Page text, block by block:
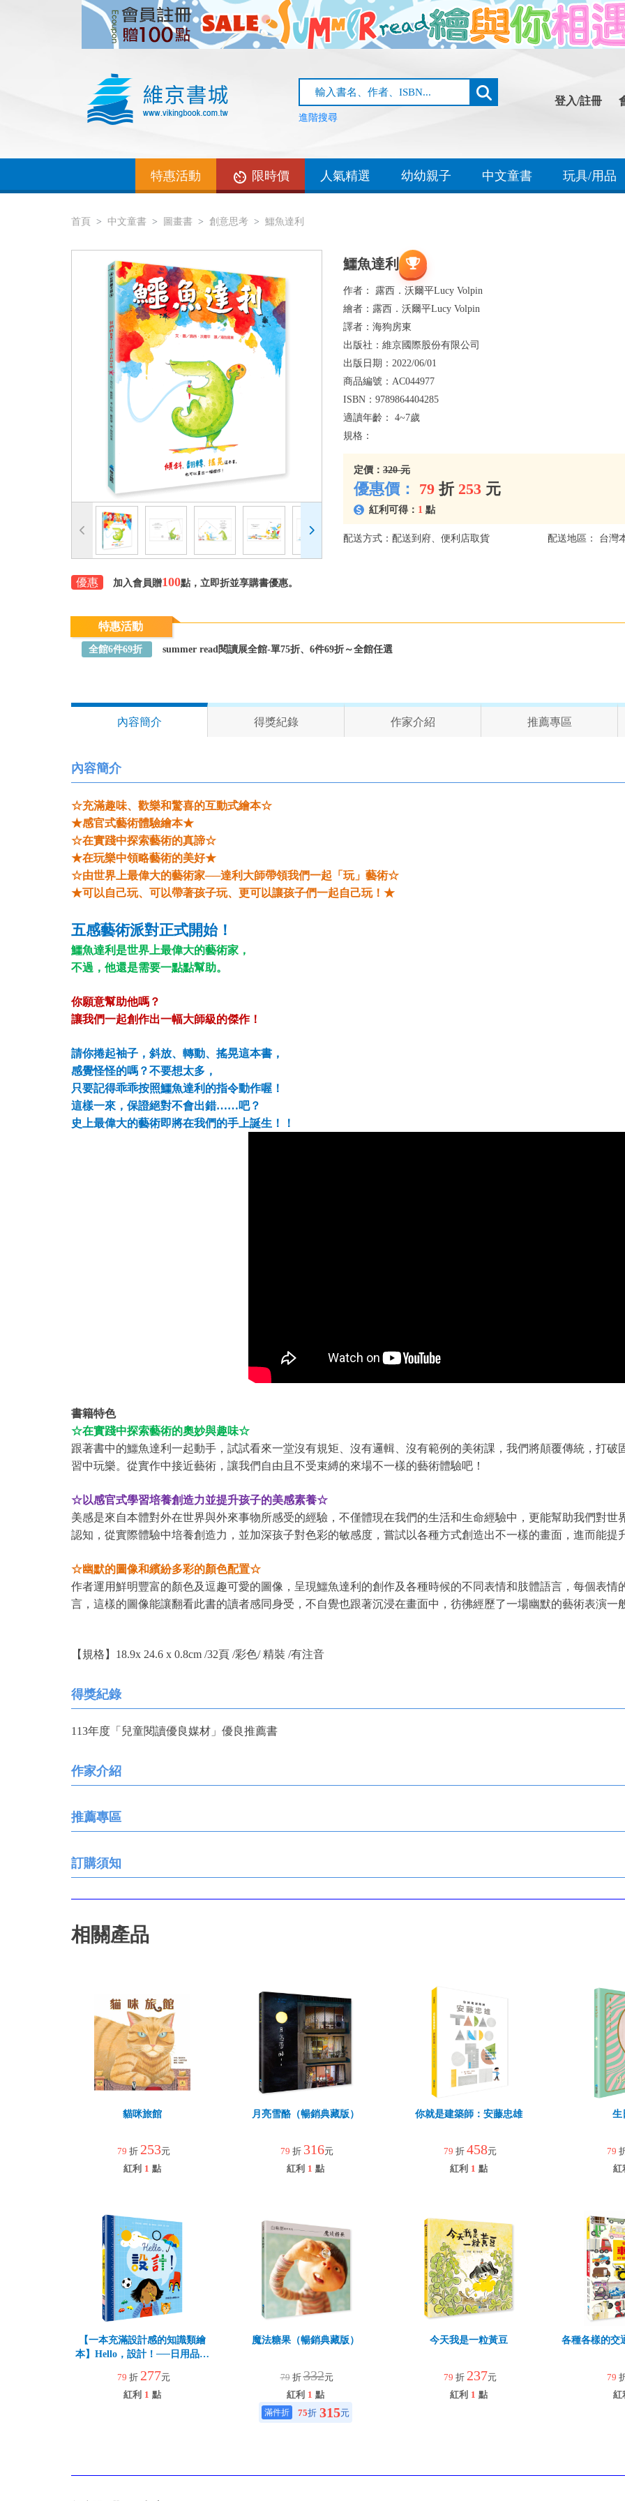
進階搜尋
登入/註冊
特惠活動 限時價 人氣精選 幼幼親子 中文童書 玩具/用品
首頁 中文童書 圖畫書 創意思考 鱷魚達利
優惠 加入會員贈100點，立即折並享購書優惠。
鱷魚達利
作者： 露西．沃爾平Lucy Volpin
繪者： 露西．沃爾平Lucy Volpin
譯者： 海狗房東
出版社： 維京國際股份有限公司
出版日期： 2022/06/01
商品編號： AC044977
ISBN： 9789864404285
適讀年齡： 4~7歲
規格：
定價： 320 元
優惠價： 79 折 253 元
紅利可得： 1 點
配送方式：配送到府、便利店取貨 配送地區： 台灣
特惠活動
全館6件69折 summer read閱讀展全館-單75折、6件69折～全館任選
內容簡介 得獎紀錄 作家介紹 推薦專區
內容簡介
☆充滿趣味、歡樂和驚喜的互動式繪本☆
★感官式藝術體驗繪本★
☆在實踐中探索藝術的真諦☆
★在玩樂中領略藝術的美好★
☆由世界上最偉大的藝術家──達利大師帶領我們一起「玩」藝術☆
★可以自己玩、可以帶著孩子玩、更可以讓孩子們一起自己玩！ ★
五感藝術派對正式開始！
鱷魚達利是世界上最偉大的藝術家，
不過，他還是需要一點點幫助。
你願意幫助他嗎？
讓我們一起創作出一幅大師級的傑作！
請你捲起袖子，斜放、轉動、搖晃這本書，
感覺怪怪的嗎？不要想太多，
只要記得乖乖按照鱷魚達利的指令動作喔！
這樣一來，保證絕對不會出錯……吧？
史上最偉大的藝術即將在我們的手上誕生！！
書籍特色
☆在實踐中探索藝術的奧妙與趣味☆
跟著書中的鱷魚達利一起動手，試試看來一堂沒有規矩、沒有邏輯、沒有範例的美術課，我們將顛覆傳統，打
習中玩樂。從實作中接近藝術，讓我們自由且不受束縛的來場不一樣的藝術體驗吧！
☆以感官式學習培養創造力並提升孩子的美感素養☆
美感是來自本體對外在世界與外來事物所感受的經驗，不僅體現在我們的生活和生命經驗中，更能幫助我們對
認知，從實際體驗中培養創造力，並加深孩子對色彩的敏感度，嘗試以各種方式創造出不一樣的畫面，進而能提
☆幽默的圖像和繽紛多彩的顏色配置☆
作者運用鮮明豐富的顏色及逗趣可愛的圖像，呈現鱷魚達利的創作及各種時候的不同表情和肢體語言，每個表
言 ，這樣的圖像能讓翻看此書的讀者感同身受，不自覺也跟著沉浸在畫面中，彷彿經歷了一場幽默的藝術表演一般
【規格】18.9x 24.6 x 0.8cm /32頁 /彩色/ 精裝 /有注音
得獎紀錄
113年度「兒童閱讀優良媒材」優良推薦書
作家介紹
推薦專區
訂購須知
相關產品
貓咪旅館
79 折 253元
紅利 1 點
月亮雪酪（暢銷典藏版）
79 折 316元
紅利 1 點
你就是建築師：安藤忠雄
79 折 458元
紅利 1 點
生
79
紅
【一本充滿設計感的知識類繪
本】Hello，設計！──日用品的
79 折 277元
紅利 1 點
魔法糖果（暢銷典藏版）
79 折332元
紅利 1 點
75折 315元
今天我是一粒黃豆
79 折 237元
紅利 1 點
各種各樣的交
79
紅